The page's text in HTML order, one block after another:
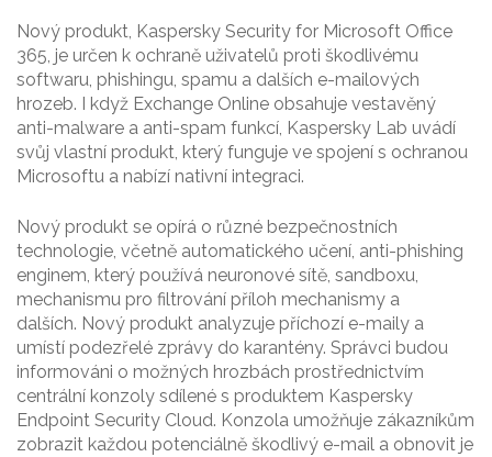
Nový produkt, Kaspersky Security for Microsoft Office
365, je určen k ochraně uživatelů proti škodlivému
softwaru, phishingu, spamu a dalších e-mailových
hrozeb. I když Exchange Online obsahuje vestavěný
anti-malware a anti-spam funkcí, Kaspersky Lab uvádí
svůj vlastní produkt, který funguje ve spojení s ochranou
Microsoftu a nabízí nativní integraci.
Nový produkt se opírá o různé bezpečnostních
technologie, včetně automatického učení, anti-phishing
enginem, který používá neuronové sítě, sandboxu,
mechanismu pro filtrování příloh mechanismy a
dalších. Nový produkt analyzuje příchozí e-maily a
umístí podezřelé zprávy do karantény. Správci budou
informováni o možných hrozbách prostřednictvím
centrální konzoly sdílené s produktem Kaspersky
Endpoint Security Cloud. Konzola umožňuje zákazníkům
zobrazit každou potenciálně škodlivý e-mail a obnovit je